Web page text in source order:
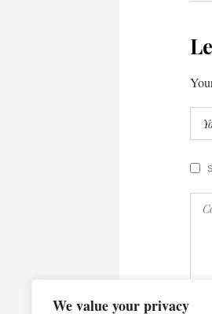
We value your privacy